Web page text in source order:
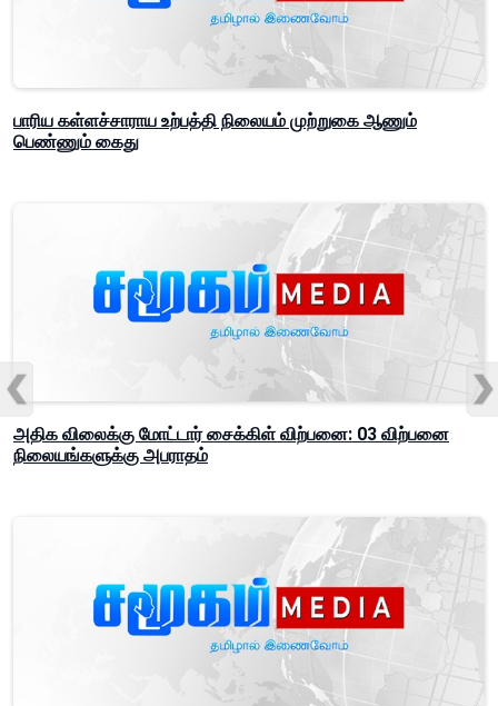
பாரிய கள்ளச்சாராய உற்பத்தி நிலையம் முற்றுகை ஆணும்
பெண்ணும் கைது
அதிக விலைக்கு மோட்டார் சைக்கிள் விற்பனை: 03 விற்பனை
நிலையங்களுக்கு அபராதம்